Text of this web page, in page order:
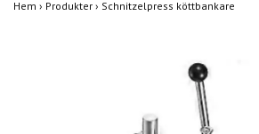
Hem › Produkter › Schnitzelpress köttbankare